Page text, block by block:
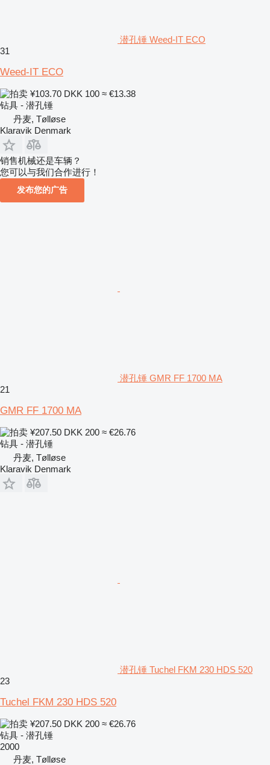
潜孔锤 Weed-IT ECO
31
Weed-IT ECO
¥103.70 DKK 100 ≈ €13.38
钻具 - 潜孔锤
丹麦, Tølløse
Klaravik Denmark
销售机械还是车辆？
您可以与我们合作进行！
发布您的广告
潜孔锤 GMR FF 1700 MA
21
GMR FF 1700 MA
¥207.50 DKK 200 ≈ €26.76
钻具 - 潜孔锤
丹麦, Tølløse
Klaravik Denmark
潜孔锤 Tuchel FKM 230 HDS 520
23
Tuchel FKM 230 HDS 520
¥207.50 DKK 200 ≈ €26.76
钻具 - 潜孔锤
2000
丹麦, Tølløse